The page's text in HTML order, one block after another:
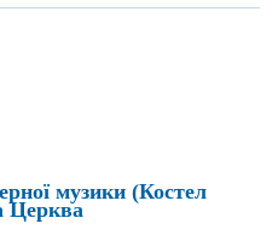
музики (Костел
Церква